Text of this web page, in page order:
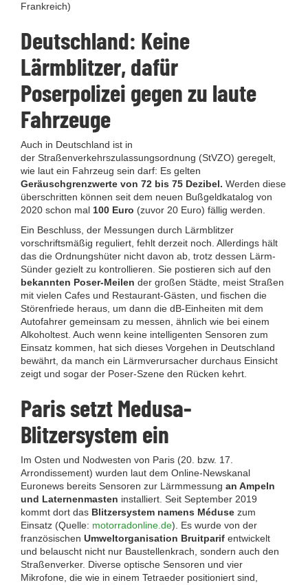
Frankreich)
Deutschland: Keine
Lärmblitzer, dafür
Poserpolizei gegen zu laute
Fahrzeuge
Auch in Deutschland ist in
der Straßenverkehrszulassungsordnung (StVZO) geregelt,
wie laut ein Fahrzeug sein darf: Es gelten
Geräuschgrenzwerte von 72 bis 75 Dezibel. Werden diese
überschritten können seit dem neuen Bußgeldkatalog von
2020 schon mal 100 Euro (zuvor 20 Euro) fällig werden.
Ein Beschluss, der Messungen durch Lärmblitzer
vorschriftsmäßig reguliert, fehlt derzeit noch. Allerdings hält
das die Ordnungshüter nicht davon ab, trotz dessen Lärm-
Sünder gezielt zu kontrollieren. Sie postieren sich auf den
bekannten Poser-Meilen der großen Städte, meist Straßen
mit vielen Cafes und Restaurant-Gästen, und fischen die
Störenfriede heraus, um dann die dB-Einheiten mit dem
Autofahrer gemeinsam zu messen, ähnlich wie bei einem
Alkoholtest. Auch wenn keine intelligenten Sensoren zum
Einsatz kommen, hat sich dieses Vorgehen in Deutschland
bewährt, da manch ein Lärmverursacher durchaus Einsicht
zeigt und sogar der Poser-Szene den Rücken kehrt.
Paris setzt Medusa-
Blitzersystem ein
Im Osten und Nodwesten von Paris (20. bzw. 17.
Arrondissement) wurden laut dem Online-Newskanal
Euronews bereits Sensoren zur Lärmmessung an Ampeln
und Laternenmasten installiert. Seit September 2019
kommt dort das Blitzersystem namens Méduse zum
Einsatz (Quelle: motorradonline.de). Es wurde von der
französischen Umweltorganisation Bruitparif entwickelt
und belauscht nicht nur Baustellenkrach, sondern auch den
Straßenverker. Diverse optische Sensoren und vier
Mikrofone, die wie in einem Tetraeder positioniert sind,